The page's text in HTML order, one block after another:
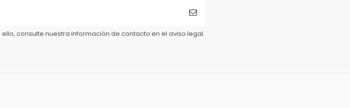
consulte nuestra información de contacto en el aviso legal.